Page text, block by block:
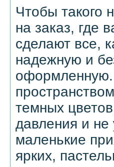
Чтобы такого
на заказ, где
сделают все,
надежную и
темных
давления и
маленькие
ярких,